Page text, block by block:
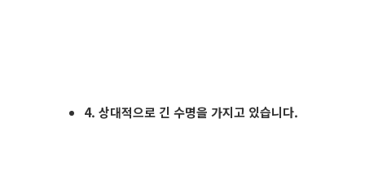
4. 상대적으로 긴 수명을 가지고 있습니다.